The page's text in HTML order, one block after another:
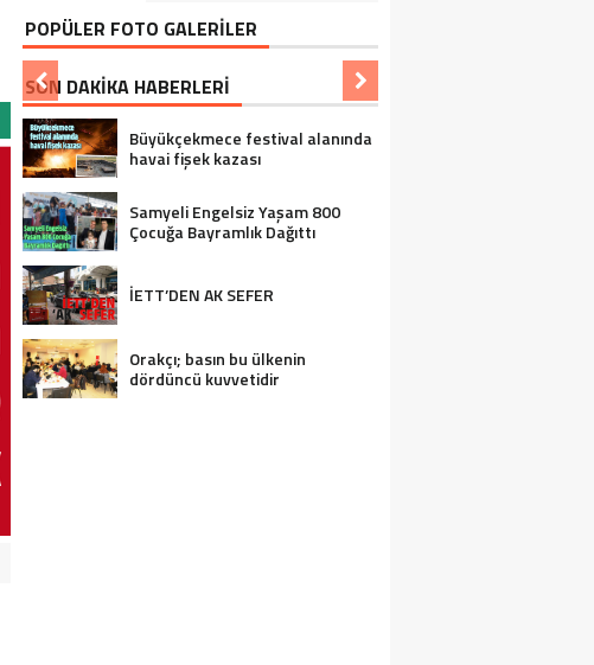
POPÜLER FOTO GALERİLER
SON DAKİKA HABERLERİ
Büyükçekmece festival alanında
havai fişek kazası
Samyeli Engelsiz Yaşam 800
Çocuğa Bayramlık Dağıttı
İETT’DEN AK SEFER
Orakçı; basın bu ülkenin
dördüncü kuvvetidir